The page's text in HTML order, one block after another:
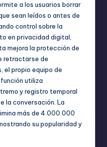
a los usuarios borrar
sean leídos o antes de
control sobre la
en privacidad digital,
mejora la protección de
retractarse de
el propio equipo de
utiliza
y registro temporal
la conversación. La
más de 4.000.000
su popularidad y